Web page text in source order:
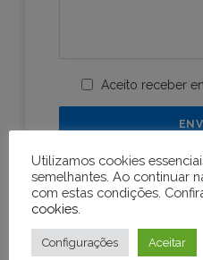
Aceito receber
Publicidade
Utilizamos cookies
semelhantes. Ao continuar
com estas condições.
cookies
Configurações Aceitar